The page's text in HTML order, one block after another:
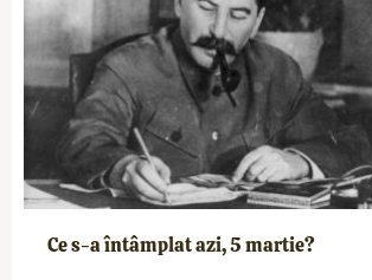
Ce s-a întâmplat azi, 5 martie?